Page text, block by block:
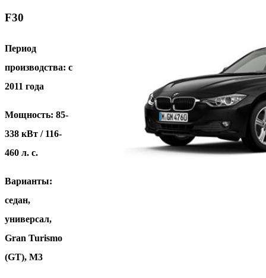
F30
Период
производства: с
2011 года
Мощность: 85-
338 кВт / 116-
460 л. с.
Варианты:
седан,
универсал,
Gran Turismo
(GT), M3